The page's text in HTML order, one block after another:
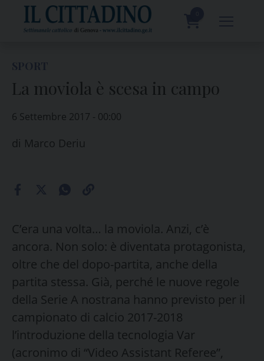
content
La moviola è scesa in campo
6 Settembre 2017 - 00:00
di Marco Deriu
C’era una volta… la moviola. Anzi, c’è
ancora. Non solo: è diventata protagonista,
oltre che del dopo-partita, anche della
partita stessa. Già, perché le nuove regole
della Serie A nostrana hanno previsto per il
campionato di calcio 2017-2018
l’introduzione della tecnologia Var
(acronimo di “Video Assistant Referee”,